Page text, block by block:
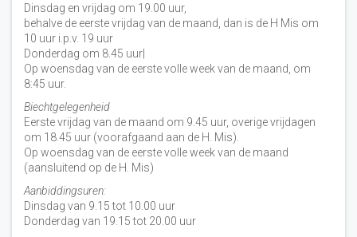
Dinsdag en vrijdag om 19.00 uur,
behalve de eerste vrijdag van de maand, dan is de H Mis om
10 uur i.p.v. 19 uur
Donderdag om 8.45 uur|
Op woensdag van de eerste volle week van de maand, om
8:45 uur.
Biechtgelegenheid
Eerste vrijdag van de maand om 9.45 uur, overige vrijdagen
om 18.45 uur (voorafgaand aan de H. Mis).
Op woensdag van de eerste volle week van de maand
(aansluitend op de H. Mis)
Aanbiddingsuren:
Dinsdag van 9.15 tot 10.00 uur
Donderdag van 19.15 tot 20.00 uur